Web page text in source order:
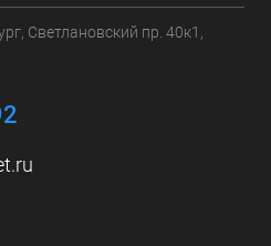
Светлановский пр. 40к1,